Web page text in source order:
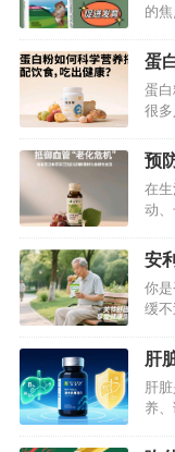
的
满
器”
吗
蛋
你
蛋
很
毛病
食
预
款
在
动
形
积脂
可
择
安
产
你
缓
相
炎症
系
等
肝
的
肝
养